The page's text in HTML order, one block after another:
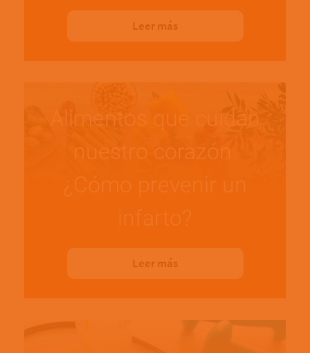
Leer más
Alimentos que cuidan
nuestro corazón.
¿Cómo prevenir un
infarto?
Leer más